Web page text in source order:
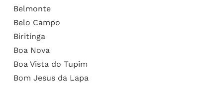
Belmonte
Belo Campo
Biritinga
Boa Nova
Boa Vista do Tupim
Bom Jesus da Lapa